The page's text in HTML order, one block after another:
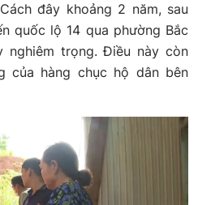
đây khoảng 2 năm, sau
quốc lộ 14 qua phường Bắc
nghiêm trọng. Điều này còn
của hàng chục hộ dân bên